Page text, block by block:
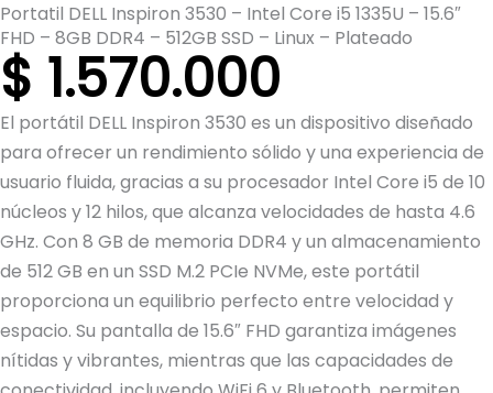
Portatil DELL Inspiron 3530 – Intel Core i5 1335U – 15.6″
FHD – 8GB DDR4 – 512GB SSD – Linux – Plateado
$ 1.570.000
El portátil DELL Inspiron 3530 es un dispositivo diseñado
para ofrecer un rendimiento sólido y una experiencia de
usuario fluida, gracias a su procesador Intel Core i5 de 10
núcleos y 12 hilos, que alcanza velocidades de hasta 4.6
GHz. Con 8 GB de memoria DDR4 y un almacenamiento
de 512 GB en un SSD M.2 PCIe NVMe, este portátil
proporciona un equilibrio perfecto entre velocidad y
espacio. Su pantalla de 15.6″ FHD garantiza imágenes
nítidas y vibrantes, mientras que las capacidades de